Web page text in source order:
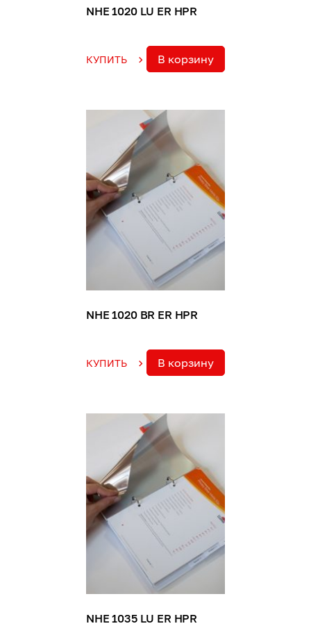
NHE 1020 LU ER HPR
КУПИТЬ В корзину
NHE 1020 BR ER HPR
КУПИТЬ В корзину
NHE 1035 LU ER HPR